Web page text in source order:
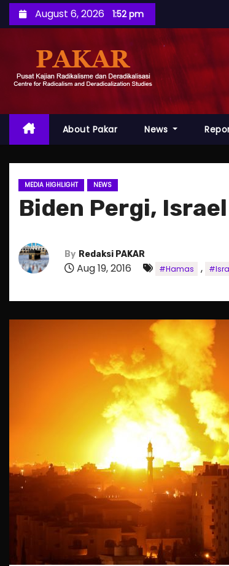
k
c
n
August 6, 2026 1:52 pm
About Pakar News
MEDIA HIGHLIGHT NEWS
Biden Pergi,
By Redaksi PAKAR
Aug 19, 2016 #Hamas ,